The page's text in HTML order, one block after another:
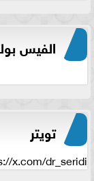
الفيس
تويتر
x.com/dr_seridi